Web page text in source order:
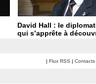
David Hall : le
qui s’apprête à
| Flux RSS | Contacts